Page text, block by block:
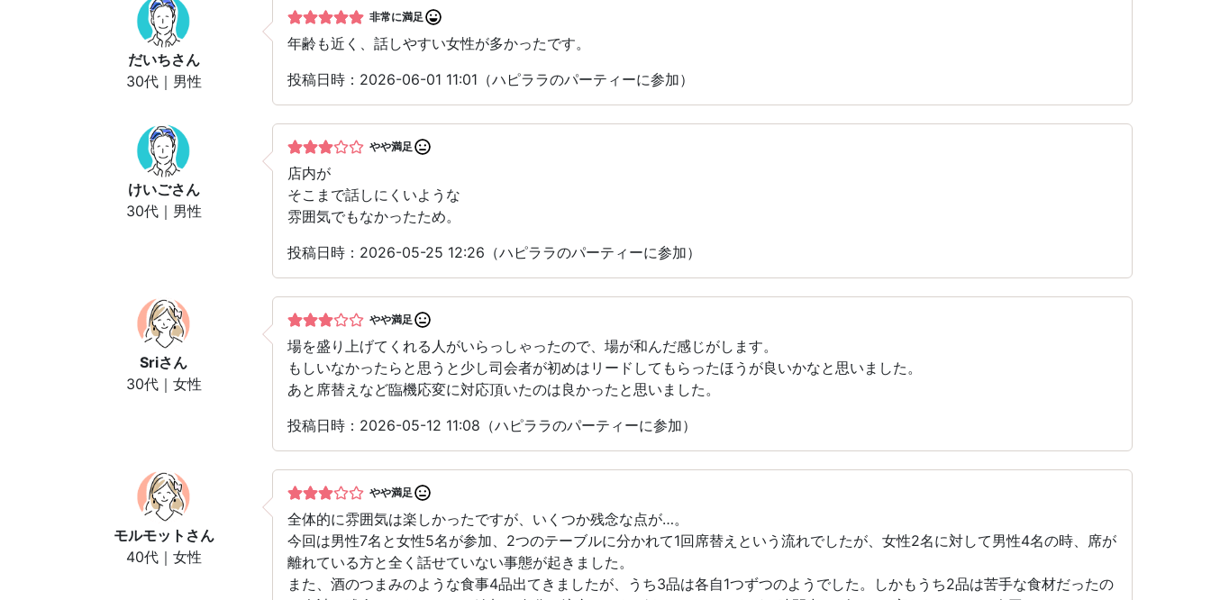
だいちさん
30代｜男性
非常に満足
年齢も近く、話しやすい女性が多かったです。
投稿日時：2026-06-01 11:01（ハピララのパーティーに参加）
けいごさん
30代｜男性
やや満足
店内が
そこまで話しにくいような
雰囲気でもなかったため。
投稿日時：2026-05-25 12:26（ハピララのパーティーに参加）
Sriさん
30代｜女性
やや満足
場を盛り上げてくれる人がいらっしゃったので、場が和んだ感じがします。
もしいなかったらと思うと少し司会者が初めはリードしてもらったほうが良いかなと思いました。
あと席替えなど臨機応変に対応頂いたのは良かったと思いました。
投稿日時：2026-05-12 11:08（ハピララのパーティーに参加）
モルモット さん
40代｜女性
やや満足
全体的に雰囲気は楽しかったですが、いくつか残念な点が…。
今回は男性7名と女性5名が参加、2つのテーブルに分かれて1回席替えという流れでしたが、女性2名に対して男性4名の時、席が
離れている方と全く話せていない事態が起きました。
また、酒のつまみのような食事4品出てきましたが、うち3品は各自1つずつのようでした。しかもうち2品は苦手な食材だったの